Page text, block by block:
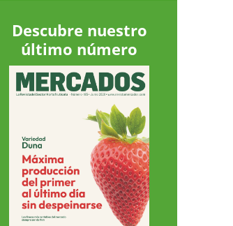
Descubre nuestro
último número